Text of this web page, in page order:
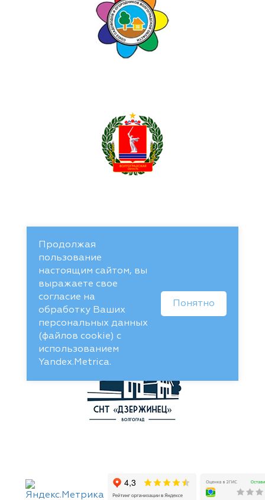
Продолжая
пользование
настоящим сайтом, вы
выражаете свое
согласие на
обработку Ваших
персональных данных
(файлов cookie) с
использованием
Yandex.Metrica.
Понятно